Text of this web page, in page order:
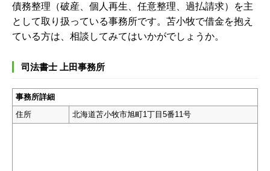
債務整理（破産、個人再生、任意整理、過払請求）を主
として取り扱っている事務所です。苫小牧で借金を抱え
ている方は、相談してみてはいかがでしょうか。
司法書士 上田事務所
事務所詳細
住所
北海道苫小牧市旭町1丁目5番11号